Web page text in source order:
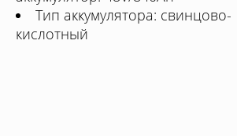
Тип аккумулятора: свинцово-
кислотный